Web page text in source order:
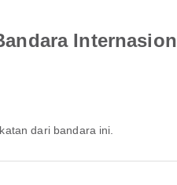
dari bandara ini.